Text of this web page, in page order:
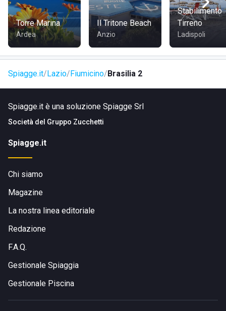
Maccarese , in provincia di Roma.
COME RAGGIUNGERE BRASILIA 2
Si può accedere allo stabilimento tramite il lungomare,
dunque si trova nelle vicinanze del centro abitato; è
Torre Marina
Ardea
Il Tritone Beach
Anzio
Stabilimento
Tirreno
Ladispoli
Spiagge.it Lazio Fiumicino Brasilia 2
Spiagge.it è una soluzione Spiagge Srl
Società del Gruppo Zucchetti
Spiagge.it
Chi siamo
Magazine
La nostra linea editoriale
Redazione
F.A.Q.
Gestionale Spiaggia
Gestionale Piscina